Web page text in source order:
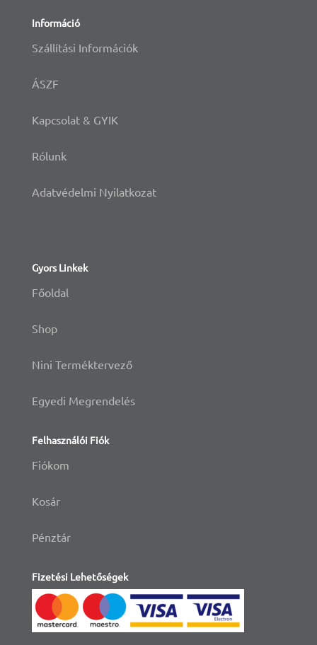
Információ
Szállítási Információk
ÁSZF
Kapcsolat & GYIK
Rólunk
Adatvédelmi Nyilatkozat
Gyors Linkek
Főoldal
Shop
Nini Terméktervező
Egyedi Megrendelés
Felhasználói Fiók
Fiókom
Kosár
Pénztár
Fizetési Lehetőségek